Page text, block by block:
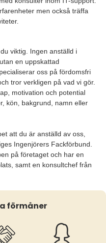
men också träffa
viktig. Ingen anställd i
en uppskattad
oss på fördomsfri
tror verkligen på vad vi gör.
motivation och potential
kön, bakgrund, namn eller
att du är anställd av oss,
Ingenjörers Fackförbund.
på företaget och har en
samt en konsultchef från
förmåner